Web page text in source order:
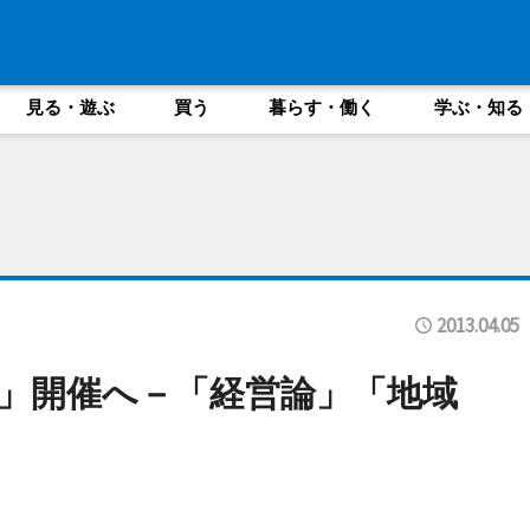
見る・遊ぶ 買う 暮らす・働く 学ぶ・知る
2013.04.05
開催へ－「経営論」「地域